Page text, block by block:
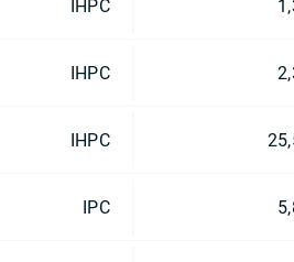
IHPC
IHPC
IHPC
IPC